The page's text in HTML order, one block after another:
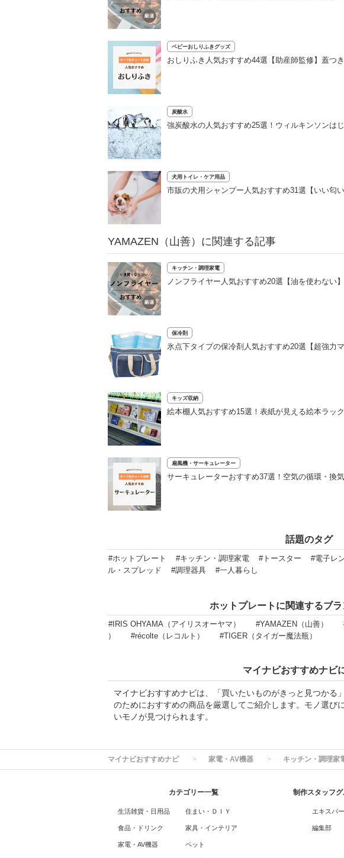
ベビーおしりふきグッズ
おしりふき人気おすすめ44選【助産師監修】蓋つ
炭酸水
強炭酸水の人気おすすめ25選！ウィルキンソンは
犬用トイレ・ケア用品
市販の犬用シャンプー人気おすすめ31選【いい匂
YAMAZEN（山善）に関連する記事
キッチン・調理家電
ノンフライヤー人気おすすめ20選【油を使わない
保冷剤
氷点下タイプの保冷剤人気おすすめ20選【超強力
キッズ収納
絵本棚人気おすすめ15選！表紙が見える絵本ラッ
扇風機・サーキュレーター
サーキュレーターおすすめ37選！空気の循環・換
話題のタグ
#ホットプレート #キッチン・調理家電 #トースター #電子レ
ル・スプレッド
#調理器具 #一人暮らし
ホットプレートに関連するブ
#IRIS OHYAMA（アイリスオーヤマ） #YAMAZEN（山善）
）
#récolte（レコルト） #TIGER（タイガー魔法瓶）
マイナビおすすめナビ
マイナビおすすめナビは、「買いたいものがきっと見つかる
のためにおすすめの商品を厳選してご紹介します。モノ選び
いモノが見つけられます。
マイナビおすすめナビ 家電・AV機器 キッチン・調理家
カテゴリー一覧
生活雑貨・日用品
食品・ドリンク
家電・AV機器
住まい・ＤＩＹ
家具・インテリア
ペット
制作スタッフ
エキスパ
編集部